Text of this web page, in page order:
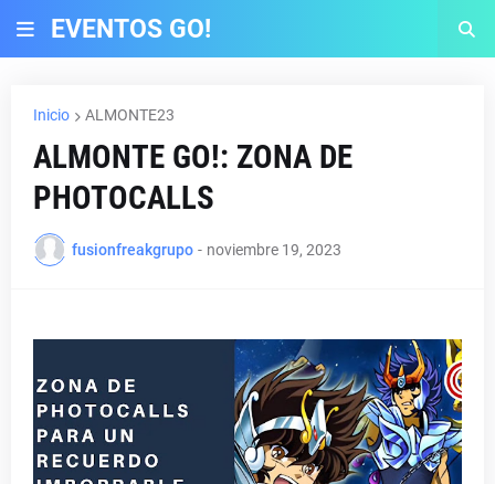
EVENTOS GO!
Inicio ALMONTE23
ALMONTE GO!: ZONA DE
PHOTOCALLS
fusionfreakgrupo - noviembre 19, 2023